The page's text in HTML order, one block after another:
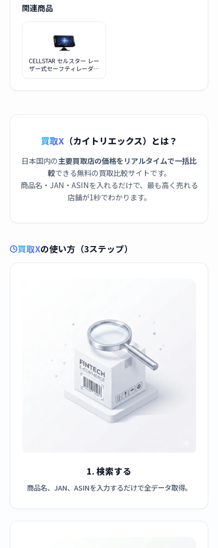
関連商品
CELLSTAR セルスター レー
ザー式セーフティレーダー
買取X （カイトリエックス）とは？
日本国内の主要買取店の価格をリアルタイムで一括比
較できる無料の買取比較サイトです。
商品名・JAN・ASINを入れるだけで、最も高く売れる
店舗が1秒でわかります。
買取Xの使い方（3ステップ）
1. 検索する
商品名、JAN、ASINを入力するだけで全データ取得。